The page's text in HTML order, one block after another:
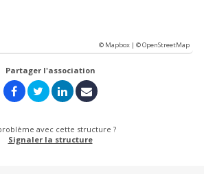
© Mapbox |© OpenStreetMap
Partager l'association
avec cette structure ?
Signaler la structure